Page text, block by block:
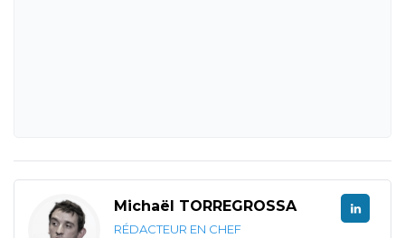
Michaël TORREGROSSA
RÉDACTEUR EN CHEF